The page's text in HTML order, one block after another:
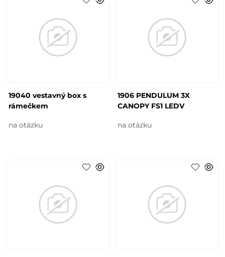
19040 vestavný box s
rámečkem
na otázku
1906 PENDULUM 3X
CANOPY FS1 LEDV
na otázku